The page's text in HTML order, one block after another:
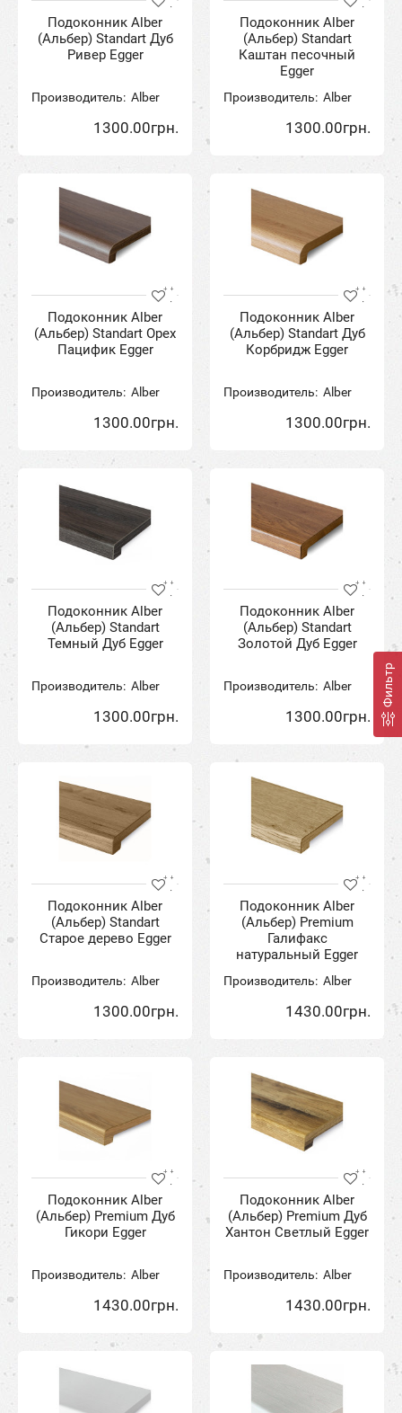
Фильтр
Подоконник Alber
(Альбер) Standart Дуб
Ривер Egger
Производитель: Alber
1300.00грн.
Подоконник Alber
(Альбер) Standart
Каштан песочный
Egger
Производитель: Alber
1300.00грн.
Подоконник Alber
(Альбер) Standart Орех
Пацифик Egger
Производитель: Alber
1300.00грн.
Подоконник Alber
(Альбер) Standart Дуб
Корбридж Egger
Производитель: Alber
1300.00грн.
Подоконник Alber
(Альбер) Standart
Темный Дуб Egger
Производитель: Alber
1300.00грн.
Подоконник Alber
(Альбер) Standart
Золотой Дуб Egger
Производитель: Alber
1300.00грн.
Подоконник Alber
(Альбер) Standart
Старое дерево Egger
Производитель: Alber
1300.00грн.
Подоконник Alber
(Альбер) Premium
Галифакс
натуральный Egger
Производитель: Alber
1430.00грн.
Подоконник Alber
(Альбер) Premium Дуб
Гикори Egger
Производитель: Alber
1430.00грн.
Подоконник Alber
(Альбер) Premium Дуб
Хантон Светлый Egger
Производитель: Alber
1430.00грн.